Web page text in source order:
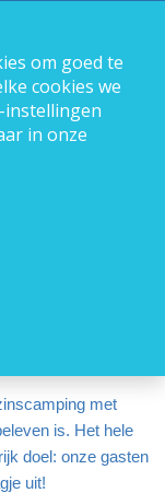
/ studie! Wij
met
is. Het hele
doel: onze gasten
uit!
om goed te
cookies we
instellingen
in onze